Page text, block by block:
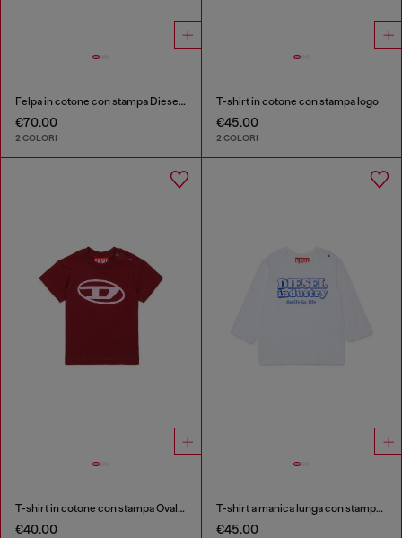
Felpa in cotone con stampa Diesel Industry
€70.00
2 COLORI
T-shirt in cotone con stampa logo
€45.00
2 COLORI
T-shirt in cotone con stampa Oval D
€40.00
T-shirt a manica lunga con stampa Diesel Industry
€45.00